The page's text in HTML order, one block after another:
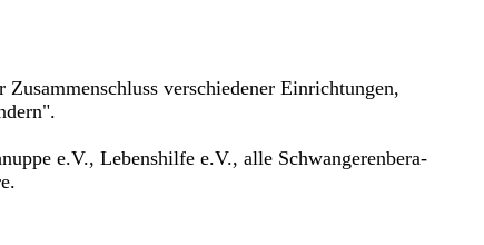
verschiedener Einrichtungen,
e.V., Lebenshilfe e.V., alle Schwangerenbera-